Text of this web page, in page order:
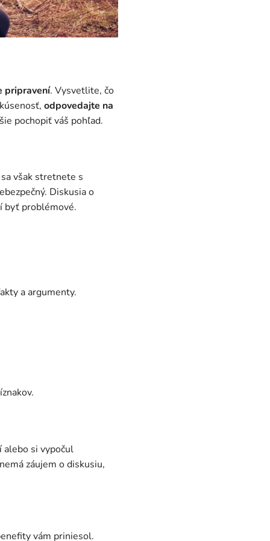
pripravení. Vysvetlite, čo
odpovedajte na
pochopiť váš pohľad.
však stretnete s
Diskusia o
byť problémové.
a argumenty.
alebo si vypočul
záujem o diskusiu,
vám priniesol.